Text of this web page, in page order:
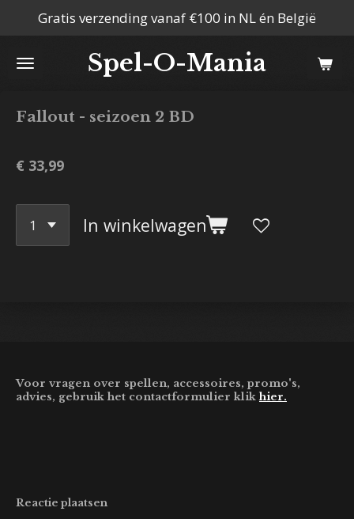
naar
hoofdinhoud
Spel-O-Mania
Gratis verzending vanaf €100 in NL én België
Fallout - seizoen 2 BD
€ 33,99
In winkelwagen
Voor vragen over spellen, accessoires, promo's,
advies, gebruik het contactformulier klikhier.
Reactie plaatsen